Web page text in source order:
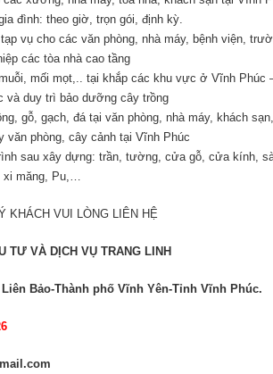
đình: theo giờ, trọn gói, định kỳ.
vụ cho các văn phòng, nhà máy, bệnh viện,
các tòa nhà cao tầng
mối mọt,.. tại khắp các khu vực ở Vĩnh Phúc
và duy trì bảo dưỡng cây trồng
gỗ, gạch, đá tại văn phòng, nhà máy, khách
văn phòng, cây cảnh tại Vĩnh Phúc
sau xây dựng: trần, tường, cửa gỗ, cửa kính,
măng, Pu,…
KHÁCH VUI LÒNG LIÊN HỆ
TƯ VÀ DỊCH VỤ TRANG LINH
Bảo-Thành phố Vĩnh Yên-Tỉnh Vĩnh Phúc.